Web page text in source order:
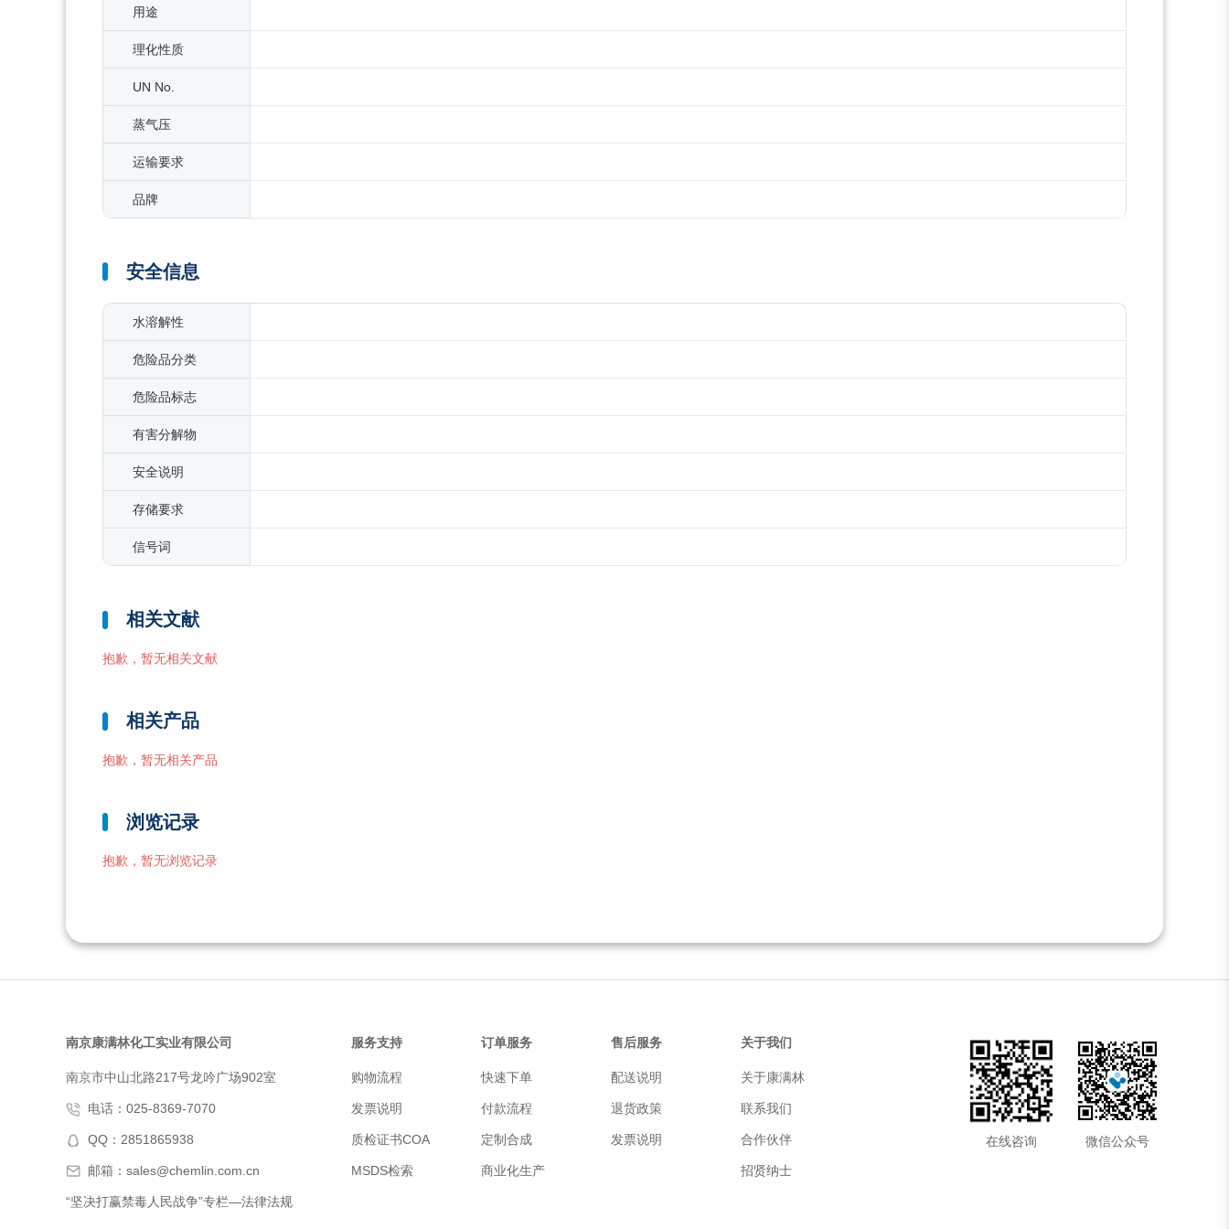
用途
理化性质
UN No.
蒸气压
运输要求
品牌
安全信息
水溶解性
危险品分类
危险品标志
有害分解物
安全说明
存储要求
信号词
相关文献
抱歉，暂无相关文献
相关产品
抱歉，暂无相关产品
浏览记录
抱歉，暂无浏览记录
南京康满林化工实业有限公司
南京市中山北路217号龙吟广场902室
电话：025-8369-7070
QQ：2851865938
邮箱：sales@chemlin.com.cn
“坚决打赢禁毒人民战争”专栏—法律法规
服务支持
购物流程
发票说明
质检证书COA
MSDS检索
订单服务
快速下单
付款流程
定制合成
商业化生产
售后服务
配送说明
退货政策
发票说明
关于我们
关于康满林
联系我们
合作伙伴
招贤纳士
微信公众号
在线咨询